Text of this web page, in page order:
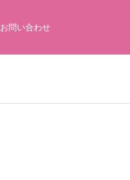
お問い合わせ